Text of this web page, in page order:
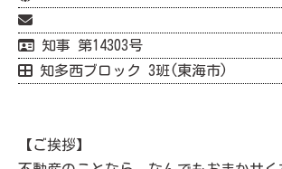
知事 第14303号
知多西ブロック 3班(東海市)
【ご挨拶】